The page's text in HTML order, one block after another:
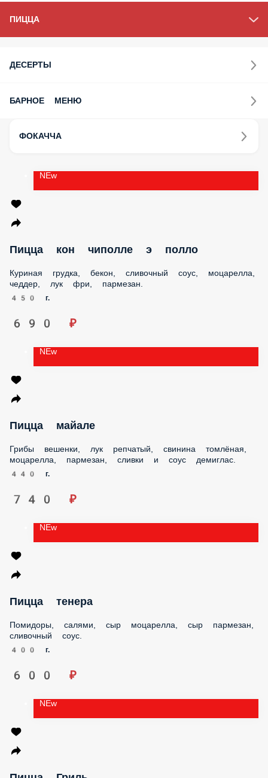
ПИЦЦА
ДЕСЕРТЫ
БАРНОЕ МЕНЮ
ФОКАЧЧА
NEw
Пицца кон чиполле э полло
Куриная грудка, бекон, сливочный соус, моцарелла,
чеддер, лук фри, пармезан.
450 г.
690 ₽
NEw
Пицца майале
Грибы вешенки, лук репчатый, свинина томлёная,
моцарелла, пармезан, сливки и соус демиглас.
440 г.
740 ₽
NEw
Пицца тенера
Помидоры, салями, сыр моцарелла, сыр пармезан,
сливочный соус.
400 г.
600 ₽
NEw
Пицца Гриль